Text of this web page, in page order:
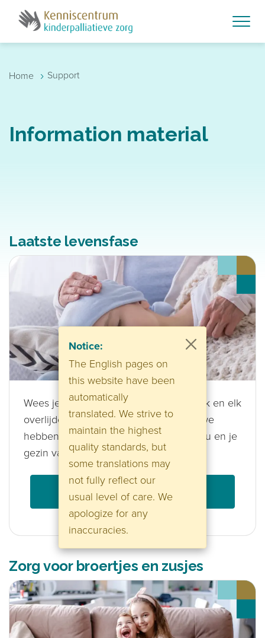
Skip to main content
Notice:
The English pages on
this website have been
automatically
translated. We strive to
maintain the highest
quality standards, but
some translations may
not fully reflect our
usual level of care. We
apologize for any
inaccuracies.
Home › Support
Information material
Laatste levensfase
Wees je ervan bewust dat elk kind uniek en elk
overlijden anders is. De informatie die we
hebben samengesteld is bedoeld om jou en je
gezin van basiskennis te voorzien.
Laatste levensfase
Zorg voor broertjes en zusjes